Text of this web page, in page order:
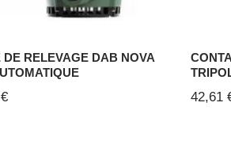
DE RELEVAGE DAB NOVA
€ 42,61